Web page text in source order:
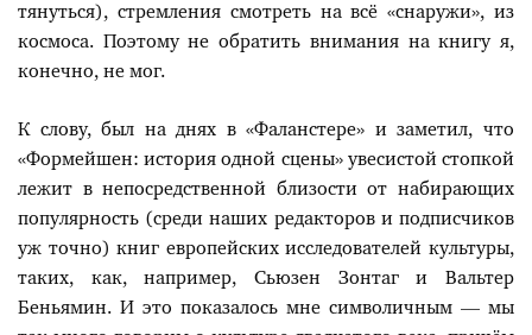
тянуться), стремления смотреть на всё «снаружи», из
космоса. Поэтому не обратить внимания на книгу я,
конечно, не мог.
К слову, был на днях в «Фаланстере» и заметил, что
«Формейшен: история одной сцены» увесистой стопкой
лежит в непосредственной близости от набирающих
популярность (среди наших редакторов и подписчиков
уж точно) книг европейских исследователей культуры,
таких, как, например, Сьюзен Зонтаг и Вальтер
Беньямин. И это показалось мне символичным — мы